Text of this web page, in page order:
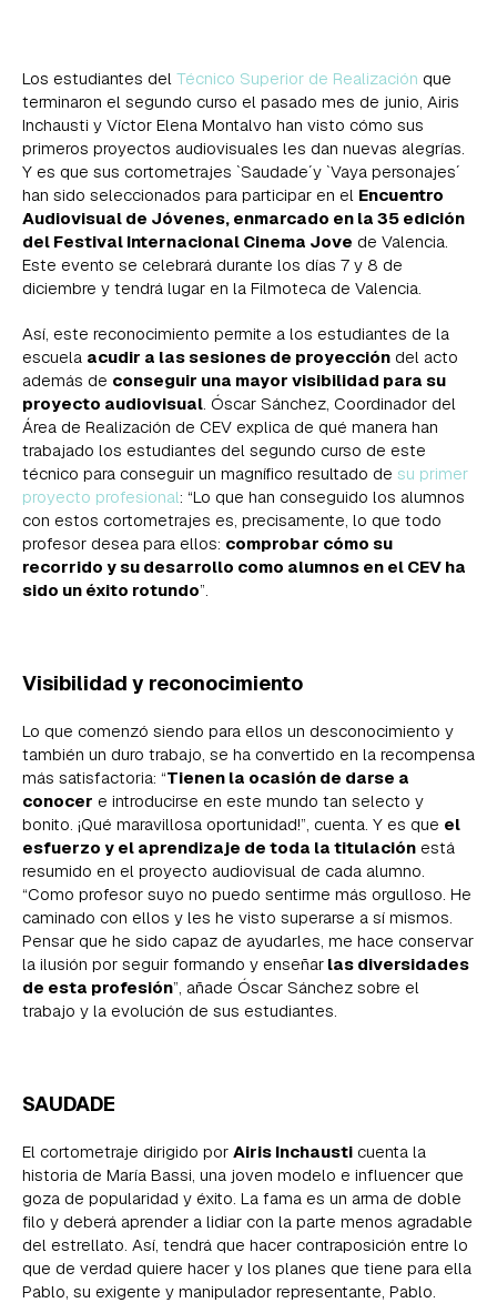
Los estudiantes del Técnico Superior de Realización que
terminaron el segundo curso el pasado mes de junio, Airis
Inchausti y Víctor Elena Montalvo han visto cómo sus
primeros proyectos audiovisuales les dan nuevas alegrías.
Y es que sus cortometrajes `Saudade´y `Vaya personajes´
han sido seleccionados para participar en el Encuentro
Audiovisual de Jóvenes, enmarcado en la 35 edición
del Festival Internacional Cinema Jove de Valencia.
Este evento se celebrará durante los días 7 y 8 de
diciembre y tendrá lugar en la Filmoteca de Valencia.
Así, este reconocimiento permite a los estudiantes de la
escuela acudir a las sesiones de proyección del acto
además de conseguir una mayor visibilidad para su
proyecto audiovisual. Óscar Sánchez, Coordinador del
Área de Realización de CEV explica de qué manera han
trabajado los estudiantes del segundo curso de este
técnico para conseguir un magnífico resultado de su primer
proyecto profesional: “Lo que han conseguido los alumnos
con estos cortometrajes es, precisamente, lo que todo
profesor desea para ellos: comprobar cómo su
recorrido y su desarrollo como alumnos en el CEV ha
sido un éxito rotundo”.
Visibilidad y reconocimiento
Lo que comenzó siendo para ellos un desconocimiento y
también un duro trabajo, se ha convertido en la recompensa
más satisfactoria: “Tienen la ocasión de darse a
conocer e introducirse en este mundo tan selecto y
bonito. ¡Qué maravillosa oportunidad!”, cuenta. Y es que el
esfuerzo y el aprendizaje de toda la titulación está
resumido en el proyecto audiovisual de cada alumno.
“Como profesor suyo no puedo sentirme más orgulloso. He
caminado con ellos y les he visto superarse a sí mismos.
Pensar que he sido capaz de ayudarles, me hace conservar
la ilusión por seguir formando y enseñar las diversidades
de esta profesión”, añade Óscar Sánchez sobre el
trabajo y la evolución de sus estudiantes.
SAUDADE
El cortometraje dirigido por Airis Inchausti cuenta la
historia de María Bassi, una joven modelo e influencer que
goza de popularidad y éxito. La fama es un arma de doble
filo y deberá aprender a lidiar con la parte menos agradable
del estrellato. Así, tendrá que hacer contraposición entre lo
que de verdad quiere hacer y los planes que tiene para ella
Pablo, su exigente y manipulador representante, Pablo.